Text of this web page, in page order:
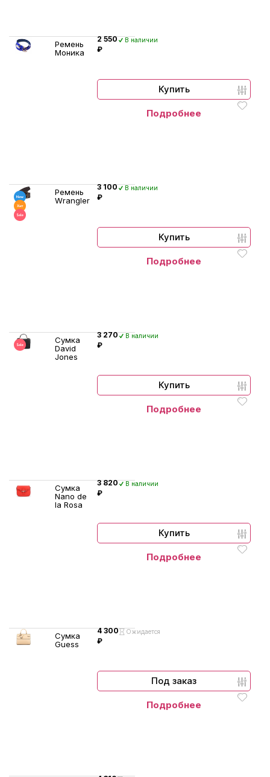
Ремень
Моника
2 550
₽
В наличии
Купить
Подробнее
Ремень
Wrangler
3 100
₽
В наличии
Купить
Подробнее
Сумка
David
Jones
3 270
₽
В наличии
Купить
Подробнее
Сумка
Nano de
la Rosa
3 820
₽
В наличии
Купить
Подробнее
Сумка
Guess
4 300
₽
Ожидается
Под заказ
Подробнее